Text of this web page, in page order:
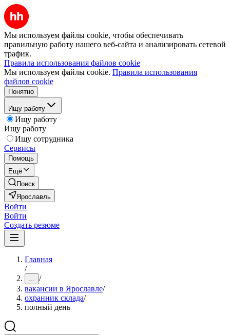
Мы используем файлы cookie, чтобы обеспечивать
правильную работу нашего веб-сайта и анализировать сетевой
трафик.
Правила использования файлов cookie
Мы используем файлы cookie. Правила использования
файлов cookie
Понятно
Ищу работу
Ищу работу
Ищу работу
Ищу сотрудника
Сервисы
Помощь
Ещё
Поиск
Ярославль
Войти
Войти
Создать резюме
Главная
/
... /
вакансии в Ярославле/
охранник склада/
полный день